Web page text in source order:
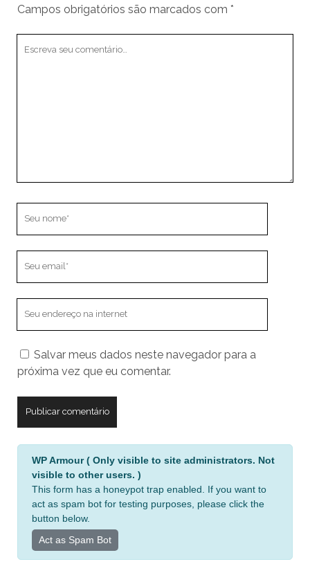
Campos obrigatórios são marcados com *
seu
site
Salvar meus dados neste navegador para a
próxima vez que eu comentar.
WP Armour ( Only visible to site administrators. Not
visible to other users. )
This form has a honeypot trap enabled. If you want to
act as spam bot for testing purposes, please click the
button below.
Act as Spam Bot